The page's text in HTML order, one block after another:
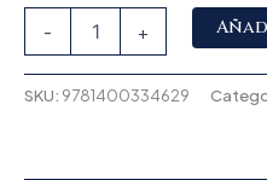
- +
SKU: 9781400334629